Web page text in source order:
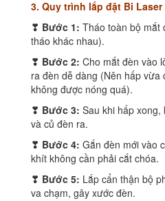
3. Quy trình lắp đặt Bi
❣ Bước 1: Tháo toàn bộ mắt
tháo khác nhau).
❣ Bước 2: Cho mắt đèn vào
ra đèn dễ dàng (Nên hấp vừa
không được nóng quá).
❣ Bước 3: Sau khi hấp xong,
và củ đèn ra.
❣ Bước 4: Gắn đèn mới vào
khít không cần phải cắt chóa.
❣ Bước 5: Lắp cẩn thận bộ
va chạm, gây xước đèn.